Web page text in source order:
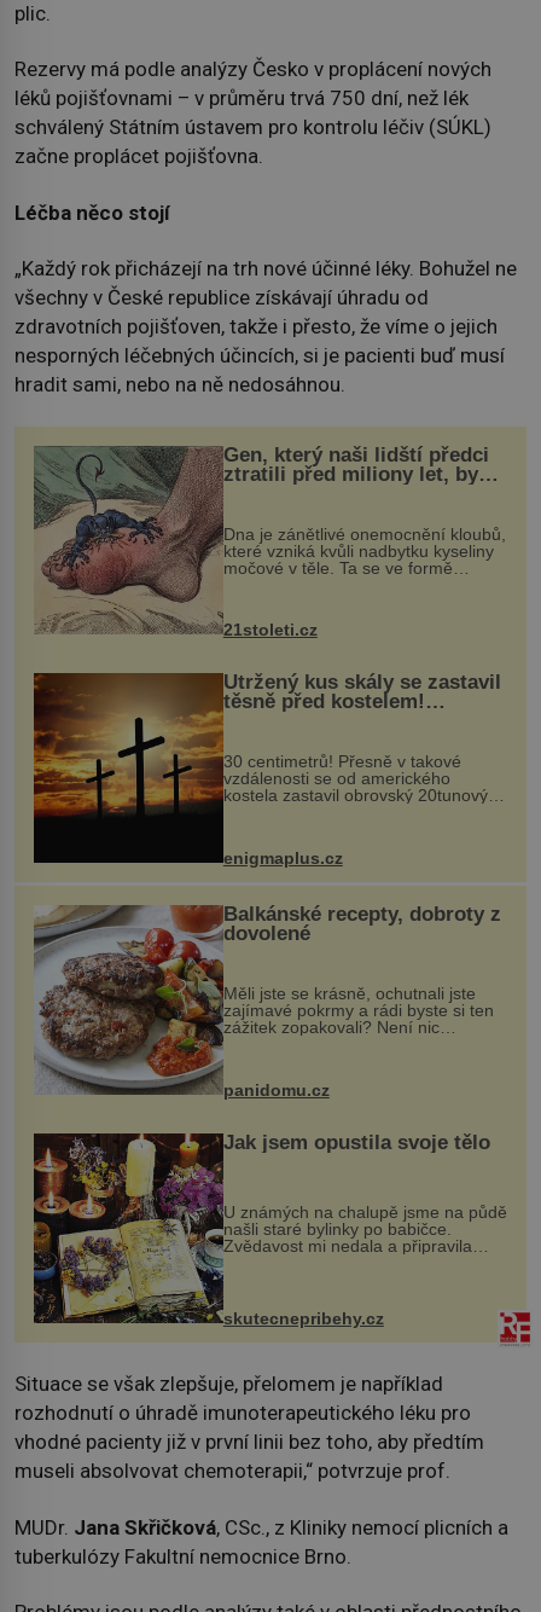
plic.
Rezervy má podle analýzy Česko v proplácení nových
léků pojišťovnami – v průměru trvá 750 dní, než lék
schválený Státním ústavem pro kontrolu léčiv (SÚKL)
začne proplácet pojišťovna.
Léčba něco stojí
„Každý rok přicházejí na trh nové účinné léky. Bohužel ne
všechny v České republice získávají úhradu od
zdravotních pojišťoven, takže i přesto, že víme o jejich
nesporných léčebných účincích, si je pacienti buď musí
hradit sami, nebo na ně nedosáhnou.
Gen, který naši lidští předci
ztratili před miliony let, by
mohl pomoci s léčbou
„nemoci králů“
Dna je zánětlivé onemocnění kloubů,
které vzniká kvůli nadbytku kyseliny
močové v těle. Ta se ve formě
nohou, a způsobuje bole...
21stoleti.cz
Utržený kus skály se zastavil
těsně před kostelem!
Ochránila ho boží síla?
30 centimetrů! Přesně v takové
vzdálenosti se od amerického
kostela zastavil obrovský 20tunový
...
enigmaplus.cz
Balkánské recepty, dobroty z
dovolené
Měli jste se krásně, ochutnali jste
zajímavé pokrmy a rádi byste si ten
zážitek zopakovali? Není nic
snazšího. Pljeskavica (10 porcí)
Možná jste ji ochutnali na dovolené v
panidomu.cz
Jak jsem opustila svoje tělo
U známých na chalupě jsme na půdě
našli staré bylinky po babičce.
Zvědavost mi nedala a připravila
jsem si z nich lektvar… Zimní pobyt
na chalupě se pro mě vlastní vinou
změnil v děsivý zážitek, na kt...
skutecnepribehy.cz
Situace se však zlepšuje, přelomem je například
rozhodnutí o úhradě imunoterapeutického léku pro
vhodné pacienty již v první linii bez toho, aby předtím
museli absolvovat chemoterapii,“ potvrzuje prof.
MUDr. Jana Skřičková, CSc., z Kliniky nemocí plicních a
tuberkulózy Fakultní nemocnice Brno.